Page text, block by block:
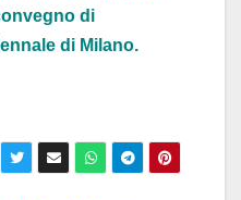
di
di Milano.